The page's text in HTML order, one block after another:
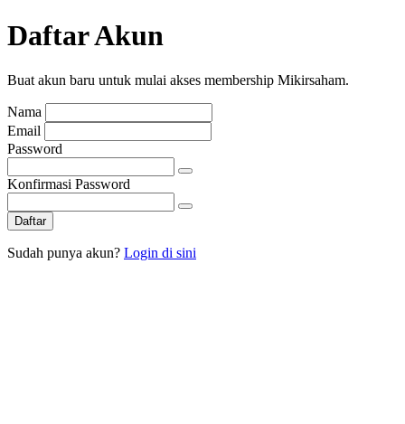
Daftar Akun
Buat akun baru untuk mulai akses membership Mikirsaham.
Nama
Email
Password
Konfirmasi Password
Daftar
Sudah punya akun? Login di sini